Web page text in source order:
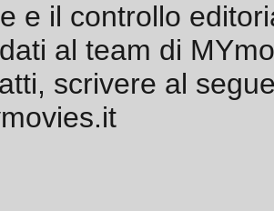
e il controllo
al team di
scrivere al